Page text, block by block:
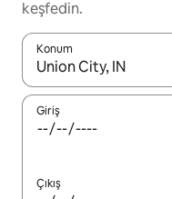
keşfedin.
Konum
Sonuçlar kullanılabilir
Giriş
Çıkış